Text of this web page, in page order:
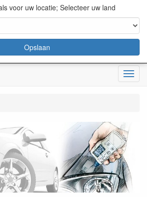
Menu
voor uw locatie; Selecteer uw land
Opslaan